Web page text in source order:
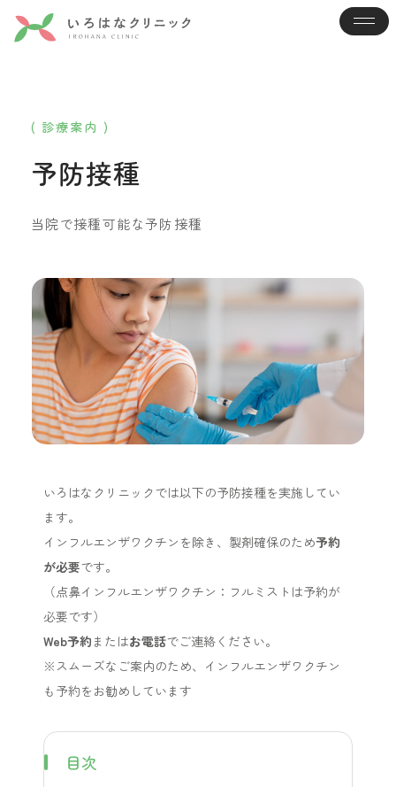
( 診療案内 )
予防接種
当院で接種可能な予防接種
いろはなクリニックでは以下の予防接種を実施してい
ます。
インフルエンザワクチンを除き、製剤確保のため予約
が必要です。
（点鼻インフルエンザワクチン：フルミストは予約が
必要です）
Web予約 またはお電話でご連絡ください。
※スムーズなご案内のため、インフルエンザワクチン
も予約をお勧めしています
目次